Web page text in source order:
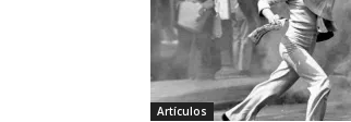
Artículos